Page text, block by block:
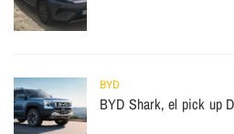
BYD
BYD Shark, el pick up